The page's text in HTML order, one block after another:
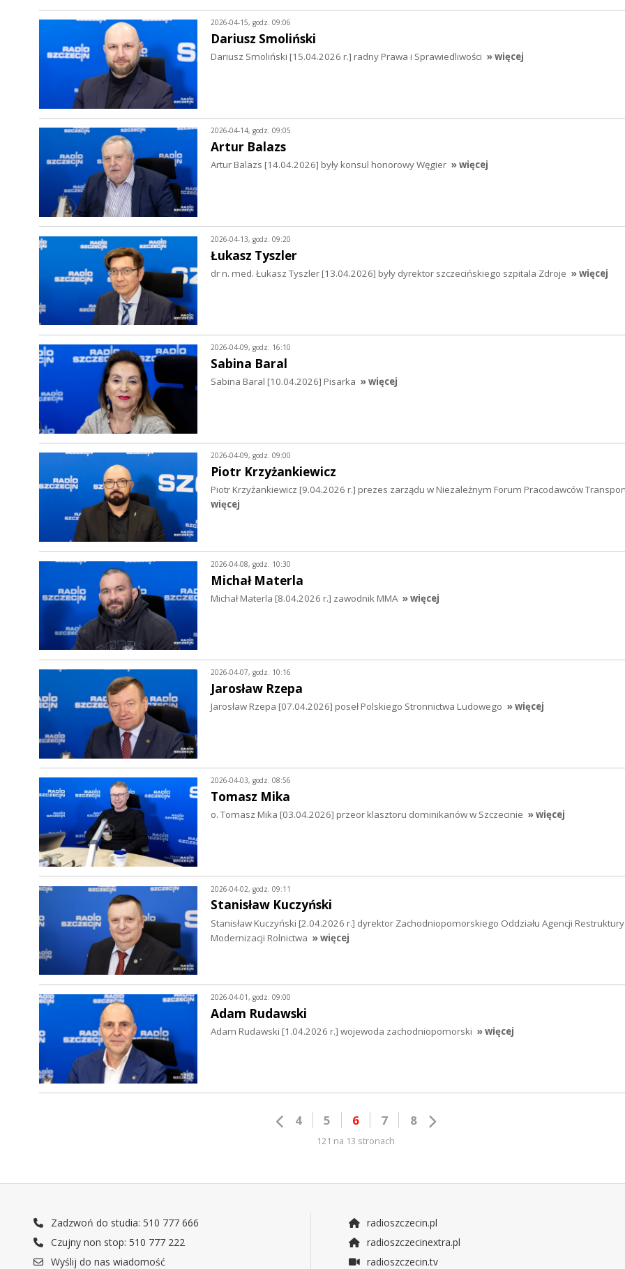
2026-04-15, godz. 09:06
Dariusz Smoliński
Dariusz Smoliński [15.04.2026 r.] radny Prawa i Sprawiedliwości » więcej
2026-04-14, godz. 09:05
Artur Balazs
Artur Balazs [14.04.2026] były konsul honorowy Węgier » więcej
2026-04-13, godz. 09:20
Łukasz Tyszler
dr n. med. Łukasz Tyszler [13.04.2026] były dyrektor szczecińskiego szpitala Zdroje » więcej
2026-04-09, godz. 16:10
Sabina Baral
Sabina Baral [10.04.2026] Pisarka » więcej
2026-04-09, godz. 09:00
Piotr Krzyżankiewicz
Piotr Krzyżankiewicz [9.04.2026 r.] prezes zarządu w Niezależnym Forum Pracodawców
więcej
2026-04-08, godz. 10:30
Michał Materla
Michał Materla [8.04.2026 r.] zawodnik MMA » więcej
2026-04-07, godz. 10:16
Jarosław Rzepa
Jarosław Rzepa [07.04.2026] poseł Polskiego Stronnictwa Ludowego » więcej
2026-04-03, godz. 08:56
Tomasz Mika
o. Tomasz Mika [03.04.2026] przeor klasztoru dominikanów w Szczecinie » więcej
2026-04-02, godz. 09:11
Stanisław Kuczyński
Stanisław Kuczyński [2.04.2026 r.] dyrektor Zachodniopomorskiego Oddziału Agencji
Modernizacji Rolnictwa » więcej
2026-04-01, godz. 09:00
Adam Rudawski
Adam Rudawski [1.04.2026 r.] wojewoda zachodniopomorski » więcej
4 5 6 7 8
121 na 13 stronach
Zadzwoń do studia: 510 777 666
Czujny non stop: 510 777 222
Wyślij do nas wiadomość
radioszczecin.pl
radioszczecinextra.pl
radioszczecin.tv